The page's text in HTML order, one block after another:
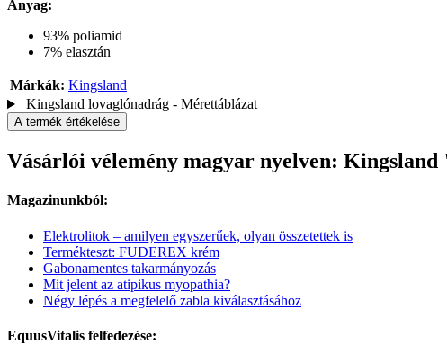
Anyag:
93% poliamid
7% elasztán
Márkák: Kingsland
Kingsland lovaglónadrág - Mérettáblázat
A termék értékelése
Vásárlói vélemény magyar nyelven:
Magazinunkból:
Elektrolitok – amilyen egyszerűek, olyan összetettek is
Termékteszt: FUDEREX krém
Gabonamentes takarmányozás
Mit jelent az atipikus myopathia?
Négy lépés a megfelelő zabla kiválasztásához
EquusVitalis felfedezése: